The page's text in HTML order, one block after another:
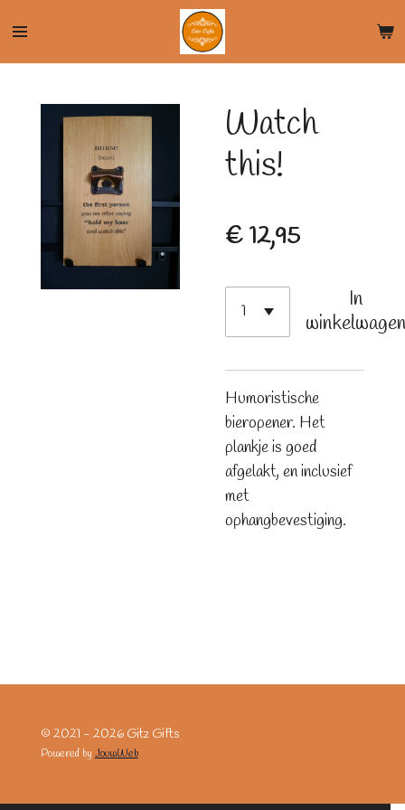
naar
hoofdinhoud
Watch
this!
€ 12,95
In
Humoristische
bieropener. Het
plankje is goed
afgelakt, en inclusief
met
ophangbevestiging.
© 2021 - 2026 Gitz Gifts
Powered byJouwWeb